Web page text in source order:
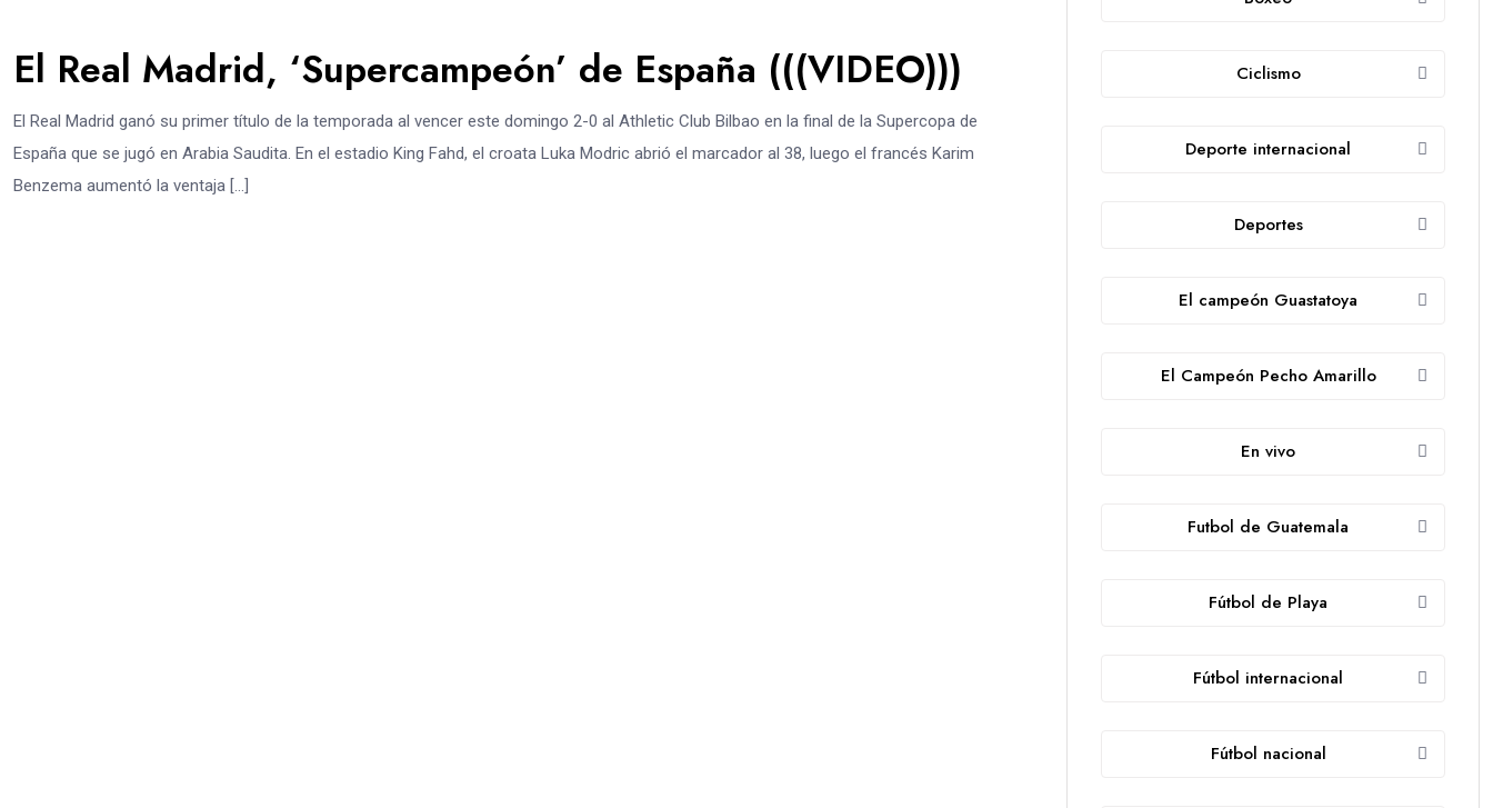
El Real Madrid, ‘Supercampeón’ de España (((VIDEO)))
El Real Madrid ganó su primer título de la temporada al vencer este domingo 2-0 al Athletic Club Bilbao en la final de la Supercopa de
España que se jugó en Arabia Saudita. En el estadio King Fahd, el croata Luka Modric abrió el marcador al 38, luego el francés Karim
Benzema aumentó la ventaja […]
Ciclismo
Deporte internacional
Deportes
El campeón Guastatoya
El Campeón Pecho Amarillo
En vivo
Futbol de Guatemala
Fútbol de Playa
Fútbol internacional
Fútbol nacional